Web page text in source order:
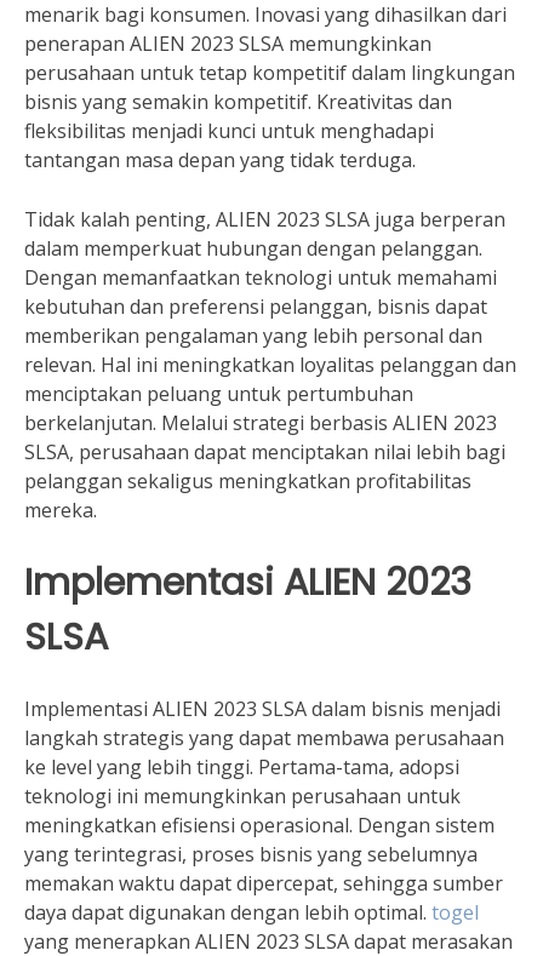
menarik bagi konsumen. Inovasi yang dihasilkan dari
penerapan ALIEN 2023 SLSA memungkinkan
perusahaan untuk tetap kompetitif dalam lingkungan
bisnis yang semakin kompetitif. Kreativitas dan
fleksibilitas menjadi kunci untuk menghadapi
tantangan masa depan yang tidak terduga.
Tidak kalah penting, ALIEN 2023 SLSA juga berperan
dalam memperkuat hubungan dengan pelanggan.
Dengan memanfaatkan teknologi untuk memahami
kebutuhan dan preferensi pelanggan, bisnis dapat
memberikan pengalaman yang lebih personal dan
relevan. Hal ini meningkatkan loyalitas pelanggan dan
menciptakan peluang untuk pertumbuhan
berkelanjutan. Melalui strategi berbasis ALIEN 2023
SLSA, perusahaan dapat menciptakan nilai lebih bagi
pelanggan sekaligus meningkatkan profitabilitas
mereka.
Implementasi ALIEN 2023
SLSA
Implementasi ALIEN 2023 SLSA dalam bisnis menjadi
langkah strategis yang dapat membawa perusahaan
ke level yang lebih tinggi. Pertama-tama, adopsi
teknologi ini memungkinkan perusahaan untuk
meningkatkan efisiensi operasional. Dengan sistem
yang terintegrasi, proses bisnis yang sebelumnya
memakan waktu dapat dipercepat, sehingga sumber
daya dapat digunakan dengan lebih optimal. togel
yang menerapkan ALIEN 2023 SLSA dapat merasakan